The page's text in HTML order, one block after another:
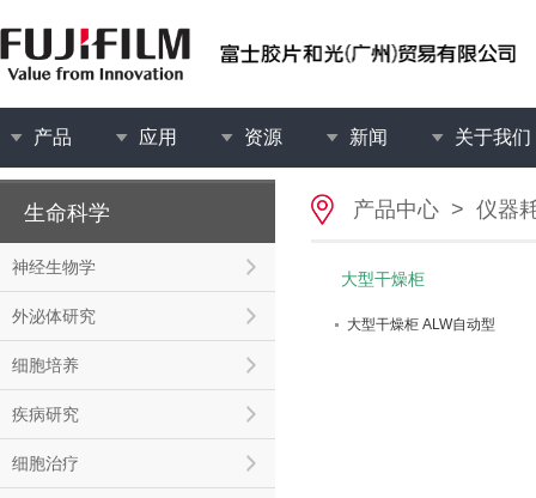
产品 应用 资源 新闻 关于我们
生命科学
神经生物学
外泌体研究
细胞培养
疾病研究
细胞治疗
产品中心 > 仪器
大型干燥柜
大型干燥柜 ALW自动型